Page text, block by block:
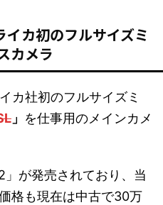
カ初のフルサイズミ
カメラ
カ社初のフルサイズミ
」 を仕事用のメインカメ
が発売されており、当
格も現在は中古で30万